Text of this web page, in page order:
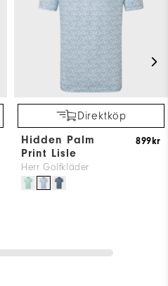
Direktköp
Hidden Palm
Print Lisle
Herr Golfkläder
899kr